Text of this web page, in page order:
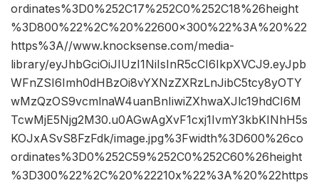
ordinates%3D0%252C17%252C0%252C18%26height
%3D800%22%2C%20%22600×300%22%3A%20%22
https%3A//www.knocksense.com/media-
library/eyJhbGciOiJIUzI1NiIsInR5cCI6IkpXVCJ9.eyJpb
WFnZSI6Imh0dHBzOi8vYXNzZXRzLnJibC5tcy8yOTY
wMzQzOS9vcmlnaW4uanBnIiwiZXhwaXJlc19hdCI6M
TcwMjE5Njg2M30.u0AGwAgXvF1cxj1IvmY3kbKINhH5s
KOJxASvS8FzFdk/image.jpg%3Fwidth%3D600%26co
ordinates%3D0%252C59%252C0%252C60%26height
%3D300%22%2C%20%22210x%22%3A%20%22https